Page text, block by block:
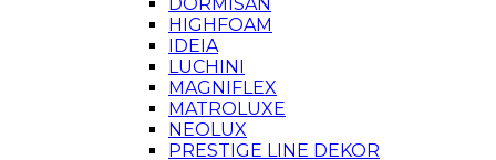
HIGHFOAM
IDEIA
LUCHINI
MAGNIFLEX
MATROLUXE
NEOLUX
PRESTIGE LINE DEKOR